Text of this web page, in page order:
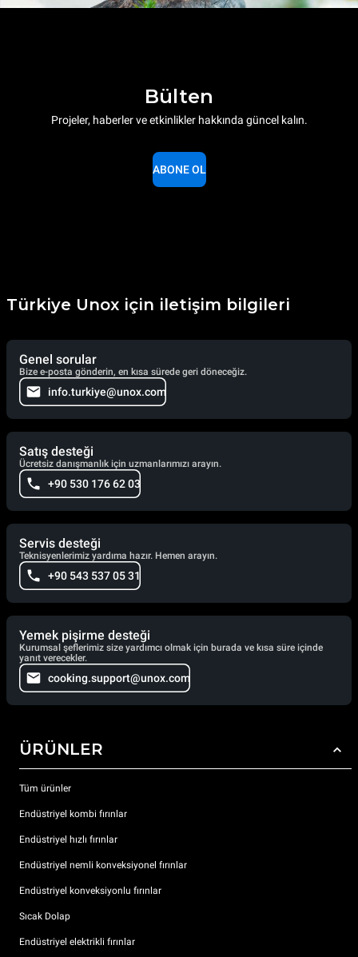
Bülten
Projeler, haberler ve etkinlikler hakkında güncel kalın.
ABONE OL
Türkiye Unox için iletişim bilgileri
Genel sorular
Bize e-posta gönderin, en kısa sürede geri döneceğiz.
info.turkiye@unox.com
Satış desteği
Ücretsiz danışmanlık için uzmanlarımızı arayın.
+90 530 176 62 03
Servis desteği
Teknisyenlerimiz yardıma hazır. Hemen arayın.
+90 543 537 05 31
Yemek pişirme desteği
Kurumsal şeflerimiz size yardımcı olmak için burada ve kısa süre içinde
yanıt verecekler.
cooking.support@unox.com
ÜRÜNLER
Tüm ürünler
Endüstriyel kombi fırınlar
Endüstriyel hızlı fırınlar
Endüstriyel nemli konveksiyonel fırınlar
Endüstriyel konveksiyonlu fırınlar
Sıcak Dolap
Endüstriyel elektrikli fırınlar